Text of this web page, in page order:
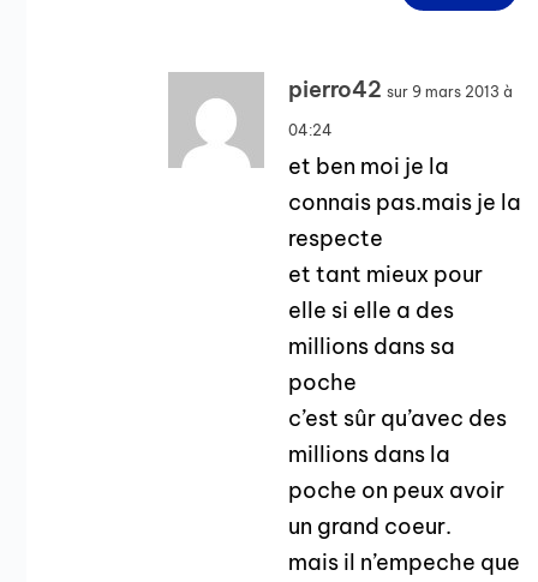
pierro42 sur 9 mars 2013 à
04:24
et ben moi je la
connais pas.mais je la
respecte
et tant mieux pour
elle si elle a des
millions dans sa
poche
c’est sûr qu’avec des
millions dans la
poche on peux avoir
un grand coeur.
mais il n’empeche que